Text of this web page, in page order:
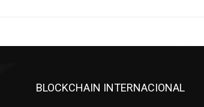
BLOCKCHAIN INTERNACIONAL